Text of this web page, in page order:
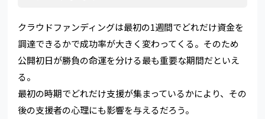
クラウドファンディングは最初の1週間でどれだけ資金を
調達できるかで成功率が大きく変わってくる。そのため
公開初日が勝負の命運を分ける最も重要な期間だといえ
る。
最初の時期でどれだけ支援が集まっているかにより、その
後の支援者の心理にも影響を与えるだろう。